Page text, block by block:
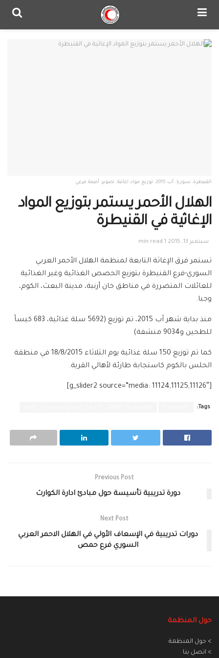
القنيطرة، سوريا. آب 2015. توزيع مواد اغاثية. تصوير: أميمة مرعي
الهلال الأحمر يستمر بتوزيع المواد
الإغاثية في القنيطرة
سبتمبر 13, 2015 1 min read
تستمر فرق الإغاثة التابعة لمنظمة الهلال الأحمر العربي
السوري-فرع القنيطرة بتوزيع الحصص الغذائية وغير الغذائية
للعائلات المتضررة في مناطق خان أرنبة، مدينة البعث، الكوم،
وجبا.
منذ بداية شهر آب 2015، تم توزيع (5692 سلة غذائية، 683 كيساً
للطحين و9034 منشفة)
كما تم توزيع 150 سلة غذائية يوم الثلاثاء 18/8/2015 في منطقة
الحلس بالكوم كاستجابة طارئة لأهالي القرية.
[g_slider2 source=”media: 11124,11125,11126″]
Tags:
Previous Post
دورة تدريبية تأسيسة حول مبادئ ادارة الكوارث
Next Post
دورات تدريبية في الإسعاف الأولي في الهلال الاحمر العربي
السوري فرع حمص
حول المنظمة
> حول المنظمة
> اتصل بنا